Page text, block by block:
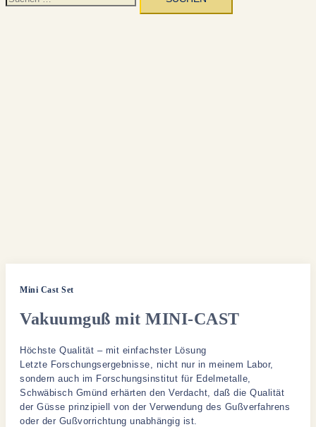
nach:
Mini Cast Set
Vakuumguß mit MINI-CAST
Höchste Qualität – mit einfachster Lösung
Letzte Forschungsergebnisse, nicht nur in meinem Labor,
sondern auch im Forschungsinstitut für Edelmetalle,
Schwäbisch Gmünd erhärten den Verdacht, daß die Qualität
der Güsse prinzipiell von der Verwendung des Gußverfahrens
oder der Gußvorrichtung unabhängig ist.